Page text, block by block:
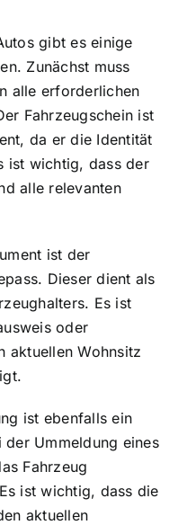
gibt es einige
Zunächst muss
alle erforderlichen
Fahrzeugschein ist
da er die Identität
ist wichtig, dass der
alle relevanten
ist der
Dieser dient als
Es ist
oder
aktuellen Wohnsitz
ist ebenfalls ein
Ummeldung eines
Fahrzeug
ist wichtig, dass die
aktuellen